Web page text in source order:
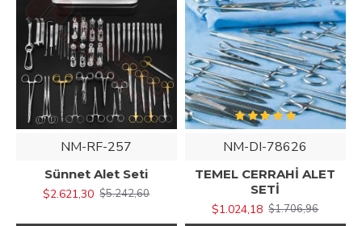
NM-RF-257
Sünnet Alet Seti
$2.621,30 $5.242,60
NM-DI-78626
TEMEL CERRAHİ ALET
SETİ
$1.024,18 $1.706,96